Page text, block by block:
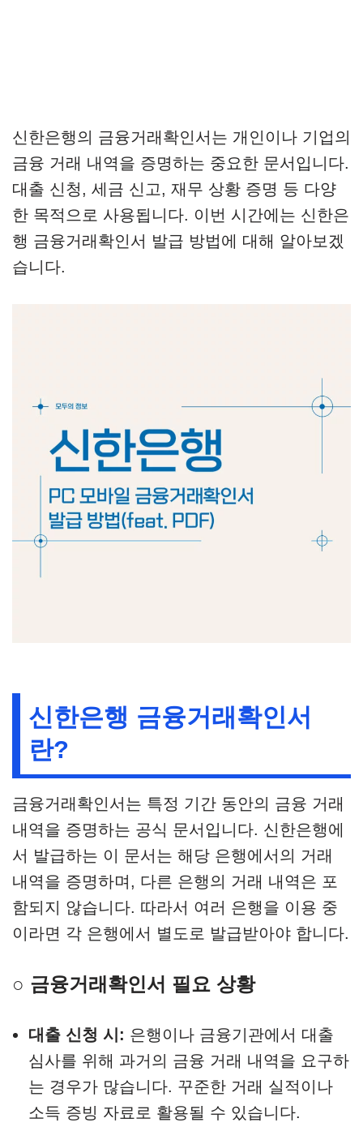
신한은행의 금융거래확인서는 개인이나 기업의
금융 거래 내역을 증명하는 중요한 문서입니다.
대출 신청, 세금 신고, 재무 상황 증명 등 다양
한 목적으로 사용됩니다. 이번 시간에는 신한은
행 금융거래확인서 발급 방법에 대해 알아보겠
습니다.
신한은행 금융거래확인서
란?
금융거래확인서는 특정 기간 동안의 금융 거래
내역을 증명하는 공식 문서입니다. 신한은행에
서 발급하는 이 문서는 해당 은행에서의 거래
내역을 증명하며, 다른 은행의 거래 내역은 포
함되지 않습니다. 따라서 여러 은행을 이용 중
이라면 각 은행에서 별도로 발급받아야 합니다.
○ 금융거래확인서 필요 상황
대출 신청 시: 은행이나 금융기관에서 대출
심사를 위해 과거의 금융 거래 내역을 요구하
는 경우가 많습니다. 꾸준한 거래 실적이나
소득 증빙 자료로 활용될 수 있습니다.